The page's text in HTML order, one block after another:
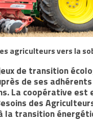
agriculteurs vers la
de transition
de ses
La coopérative est
des
la transition